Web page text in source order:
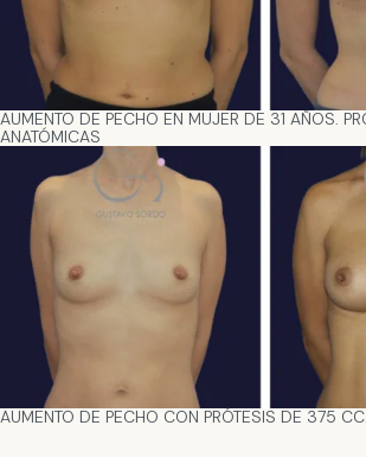
AUMENTO DE PECHO EN MUJER DE 31 AÑOS.
ANATÓMICAS
AUMENTO DE PECHO CON PRÓTESIS DE 375